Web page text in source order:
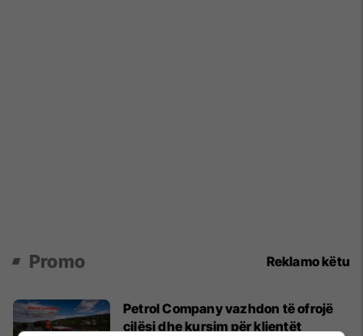
Promo Reklamo këtu
Petrol Company vazhdon të ofrojë
cilësi dhe kursim për klientët